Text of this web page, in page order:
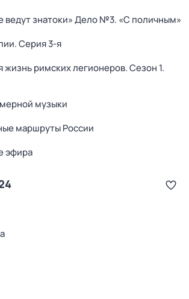
ведут знатоки» Дело №3. «С поличным»
. Серия 3-я
жизнь римских легионеров. Сезон 1.
музыки
маршруты России
эфира